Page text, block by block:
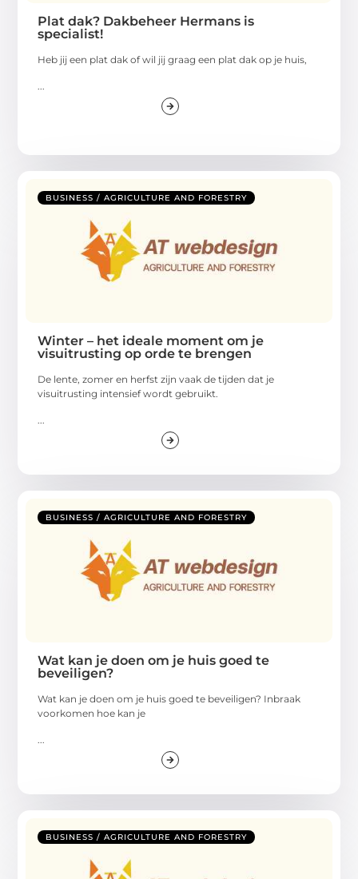
Plat dak? Dakbeheer Hermans is
specialist!
Heb jij een plat dak of wil jij graag een plat dak op je huis,
BUSINESS / AGRICULTURE AND FORESTRY
Winter – het ideale moment om je
visuitrusting op orde te brengen
De lente, zomer en herfst zijn vaak de tijden dat je
visuitrusting intensief wordt gebruikt.
BUSINESS / AGRICULTURE AND FORESTRY
Wat kan je doen om je huis goed te
beveiligen?
Wat kan je doen om je huis goed te beveiligen? Inbraak
voorkomen hoe kan je
BUSINESS / AGRICULTURE AND FORESTRY